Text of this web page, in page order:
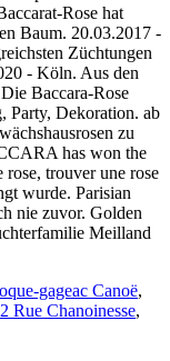
gageac Canoë,
Rue Chanoinesse,